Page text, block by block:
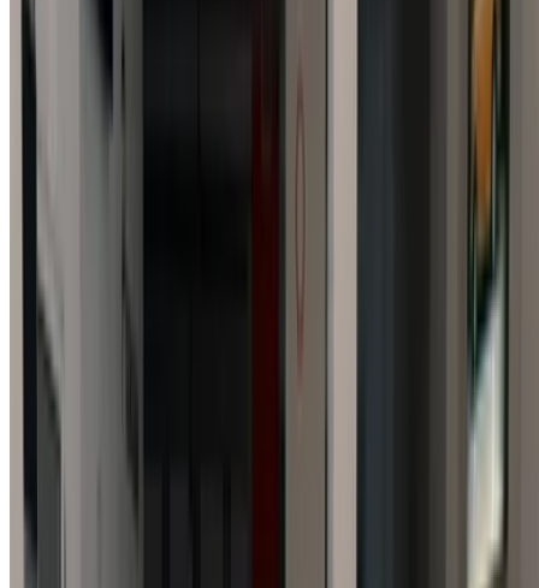
générales et notre politique de confidentialité et vous
concernant des informations incorrectes fournies par les